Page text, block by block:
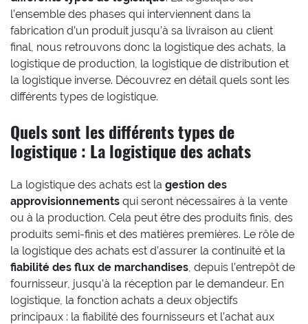
l’ensemble des phases qui interviennent dans la
fabrication d’un produit jusqu’à sa livraison au client
final, nous retrouvons donc la logistique des achats, la
logistique de production, la logistique de distribution et
la logistique inverse. Découvrez en détail quels sont les
différents types de logistique.
Quels sont les différents types de
logistique : La logistique des achats
La logistique des achats est la gestion des
approvisionnements qui seront nécessaires à la vente
ou à la production. Cela peut être des produits finis, des
produits semi-finis et des matières premières. Le rôle de
la logistique des achats est d’assurer la continuité et la
fiabilité des flux de marchandises, depuis l’entrepôt de
fournisseur, jusqu’à la réception par le demandeur. En
logistique, la fonction achats a deux objectifs
principaux : la fiabilité des fournisseurs et l’achat aux